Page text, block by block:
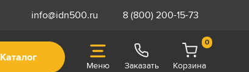
info@idn500.ru 8 (800) 200-15-73
Каталог
Меню Заказать
0
Корзина